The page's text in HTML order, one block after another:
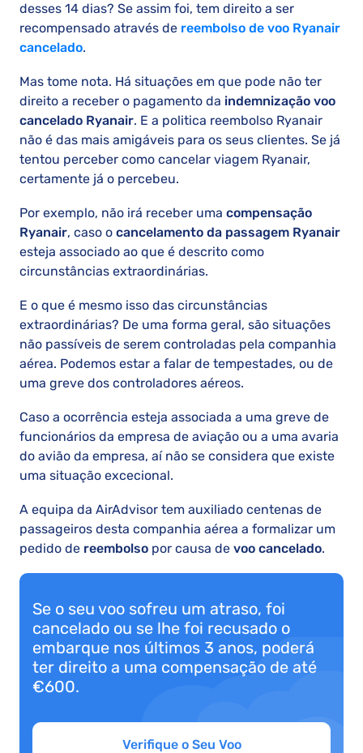
desses 14 dias? Se assim foi, tem direito a ser
recompensado através de reembolso de voo Ryanair
cancelado.
Mas tome nota. Há situações em que pode não ter
direito a receber o pagamento da indemnização voo
cancelado Ryanair. E a politica reembolso Ryanair
não é das mais amigáveis para os seus clientes. Se já
tentou perceber como cancelar viagem Ryanair,
certamente já o percebeu.
Por exemplo, não irá receber uma compensação
Ryanair, caso o cancelamento da passagem Ryanair
esteja associado ao que é descrito como
circunstâncias extraordinárias.
E o que é mesmo isso das circunstâncias
extraordinárias? De uma forma geral, são situações
não passíveis de serem controladas pela companhia
aérea. Podemos estar a falar de tempestades, ou de
uma greve dos controladores aéreos.
Caso a ocorrência esteja associada a uma greve de
funcionários da empresa de aviação ou a uma avaria
do avião da empresa, aí não se considera que existe
uma situação excecional.
A equipa da AirAdvisor tem auxiliado centenas de
passageiros desta companhia aérea a formalizar um
pedido de reembolso por causa de voo cancelado.
Se o seu voo sofreu um atraso, foi
cancelado ou se lhe foi recusado o
embarque nos últimos 3 anos, poderá
ter direito a uma compensação de até
€600.
Verifique o Seu Voo